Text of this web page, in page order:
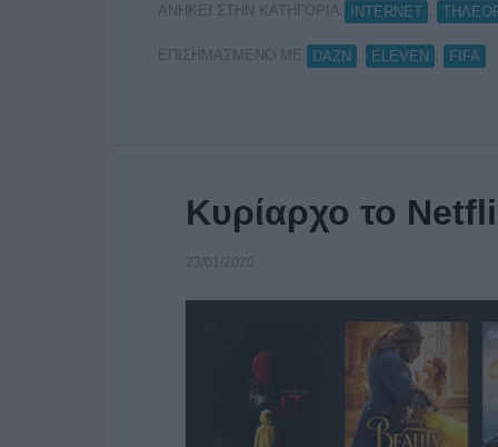
ΑΝΗΚΕΙ ΣΤΗΝ ΚΑΤΗΓΟΡΙΑ: INTERNET
ΕΠΙΣΗΜΑΣΜΕΝΟ ΜΕ: DAZN ELEVEN FIFA
Κυρίαρχο το
23/01/2020